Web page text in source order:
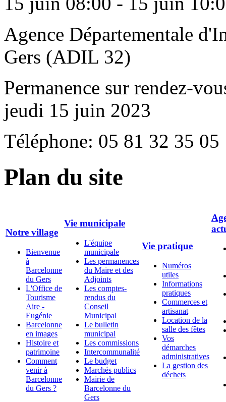
Agence Départementale
Gers (ADIL 32)
Permanence sur rendez-
jeudi 15 juin 2023
Téléphone: 05 81 32 35 05
Plan du site
Notre village
Bienvenue
à
Barcelonne
du Gers
L'Office de
Tourisme
Aire -
Eugénie
Barcelonne
en images
Histoire et
patrimoine
Comment
venir à
Barcelonne
du Gers ?
Vie municipale
L'équipe
municipale
Les permanences
du Maire et des
Adjoints
Les comptes-
rendus du
Conseil
Municipal
Le bulletin
municipal
Les commissions
Intercommunalité
Le budget
Marchés publics
Mairie de
Barcelonne du
Gers
Vie pratique
Numéros
utiles
Informations
pratiques
Commerces et
artisanat
Location de la
salle des fêtes
Vos
démarches
administratives
La gestion des
déchets